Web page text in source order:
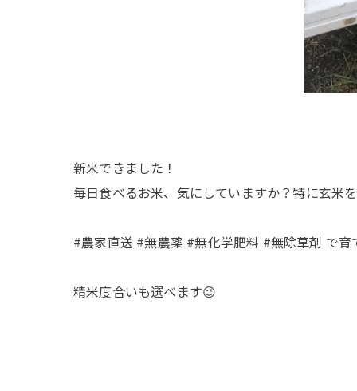
新米できました！
毎日食べるお米、気にしていますか？特に玄米
#農家直送 #無農薬 #無化学肥料 #無除草剤 で
精米度合いも選べます😉